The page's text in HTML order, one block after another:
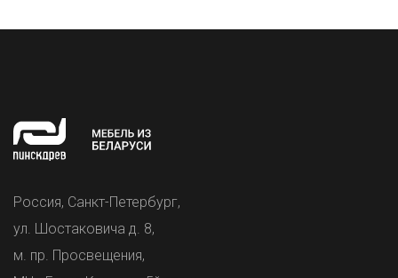
Россия, Санкт-Петербург,
ул. Шостаковича д. 8,
м. пр. Просвещения,